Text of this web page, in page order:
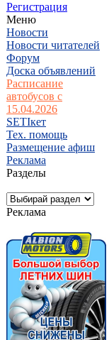
Регистрация
Меню
Новости
Новости читателей
Форум
Доска объявлений
Расписание
автобусов с
15.04.2026
SETIкет
Тех. помощь
Размещение афиш
Реклама
Разделы
Реклама